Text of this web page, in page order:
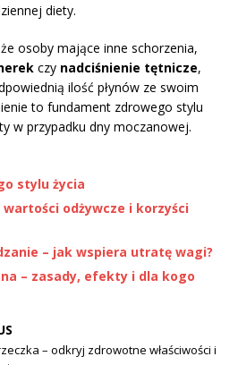
diety.
osoby mające inne schorzenia,
czy nadciśnienie tętnicze,
ilość płynów ze swoim
to fundament zdrowego stylu
w przypadku dny moczanowej.
stylu życia
odżywcze i korzyści
– jak wspiera utratę wagi?
– zasady, efekty i dla kogo
– odkryj zdrowotne właściwości i